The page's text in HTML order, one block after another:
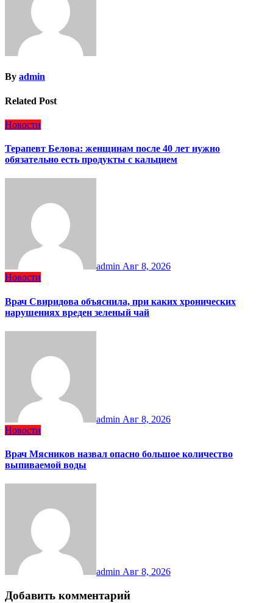
By admin
Related Post
Новости
Терапевт Белова: женщинам после 40 лет нужно
обязательно есть продукты с кальцием
admin Авг 8, 2026
Новости
Врач Свиридова объяснила, при каких хронических
нарушениях вреден зеленый чай
admin Авг 8, 2026
Новости
Врач Мясников назвал опасно большое количество
выпиваемой воды
admin Авг 8, 2026
Добавить комментарий